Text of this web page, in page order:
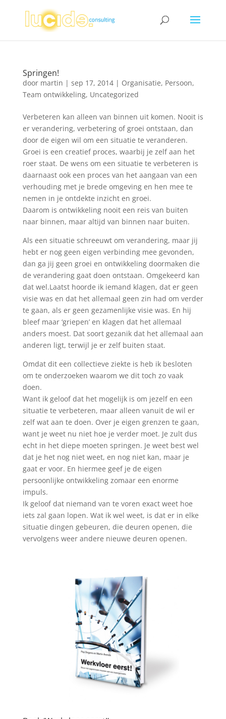
Springen!
door martin | sep 17, 2014| Organisatie, Persoon,
Team ontwikkeling, Uncategorized
Verbeteren kan alleen van binnen uit komen. Nooit is
er verandering, verbetering of groei ontstaan, dan
door de eigen wil om een situatie te veranderen.
Groei is een creatief proces, waarbij je zelf aan het
roer staat. De wens om een situatie te verbeteren is
daarnaast ook een proces van het aangaan van een
verhouding met je brede omgeving en hen mee te
nemen in je ontdekte inzicht en groei.
Daarom is ontwikkeling nooit een reis van buiten
naar binnen, maar altijd van binnen naar buiten.
Als een situatie schreeuwt om verandering, maar jij
hebt er nog geen eigen verbinding mee gevonden,
dan ga jij geen groei en ontwikkeling doormaken die
de verandering gaat doen ontstaan. Omgekeerd kan
dat wel.Laatst hoorde ik iemand klagen, dat er geen
visie was en dat het allemaal geen zin had om verder
te gaan, als er geen gezamenlijke visie was. En hij
bleef maar ‘griepen’ en klagen dat het allemaal
anders moest. Dat soort gezanik dat het allemaal aan
anderen ligt, terwijl je er zelf buiten staat.
Omdat dit een collectieve ziekte is heb ik besloten
om te onderzoeken waarom we dit toch zo vaak
doen.
Want ik geloof dat het mogelijk is om jezelf en een
situatie te verbeteren, maar alleen vanuit de wil er
zelf wat aan te doen. Over je eigen grenzen te gaan,
want je weet nu niet hoe je verder moet. Je zult dus
echt in het diepe moeten springen. Je weet best wel
dat je het nog niet weet, en nog niet kan, maar je
gaat er voor. En hiermee geef je de eigen
persoonlijke ontwikkeling zomaar een enorme
impuls.
Ik geloof dat niemand van te voren exact weet hoe
iets zal gaan lopen. Wat ik wel weet, is dat er in elke
situatie dingen gebeuren, die deuren openen, die
vervolgens weer andere nieuwe deuren openen.